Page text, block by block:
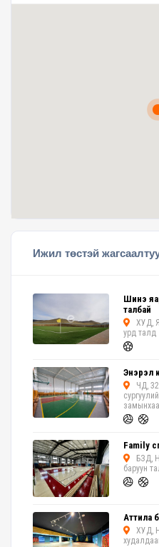
Ижил төстэй
Шинэ
талбай
ХУД,
урд талд
Энэрэл
ЧД,
Family
БЗД,
баруун
Аттила
ХУД,